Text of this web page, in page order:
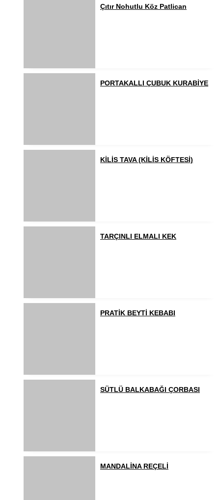
Çıtır Nohutlu Köz Patlican
PORTAKALLI ÇUBUK KURABİYE
KİLİS TAVA (KİLİS KÖFTESİ)
TARÇINLI ELMALI KEK
PRATİK BEYTİ KEBABI
SÜTLÜ BALKABAĞI ÇORBASI
MANDALİNA REÇELİ